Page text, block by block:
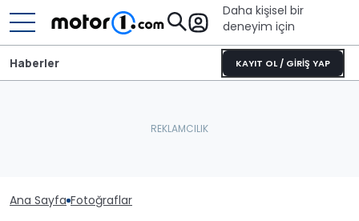
Daha kişisel bir
deneyim için
KAYIT OL / GİRİŞ YAP
Haberler
Ana Sayfa Fotoğraflar